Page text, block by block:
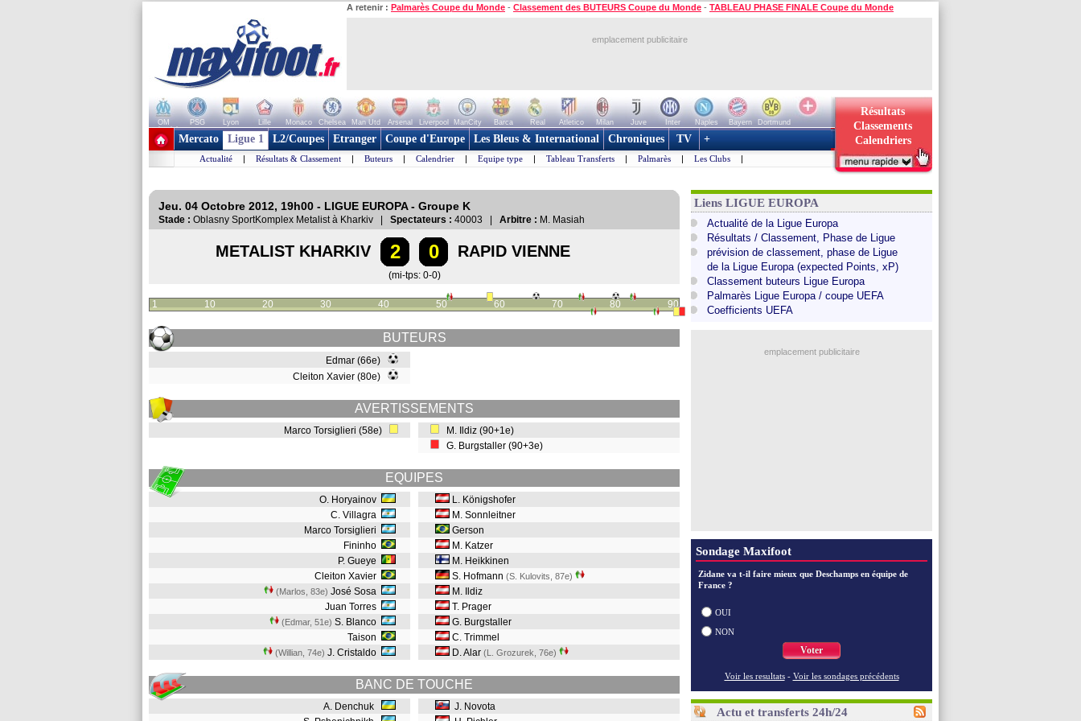
A retenir : Palmarès Coupe du Monde - Classement des BUTEURS Coupe du Monde - TABLEAU PHASE FINALE Coupe du Monde
emplacement publicitaire
OM PSG Lyon Lille Monaco Chelsea Man Utd Arsenal Liverpool ManCity Barca Real Atletico Milan Juve Inter Naples Bayern
Dortmund
+ de clubs
Résultats
Classements
Calendriers
Mercato Ligue 1 L2/Coupes Etranger Coupe d'Europe Les Bleus & International Chroniques TV +
Actualité | Résultats & Classement | Buteurs | Calendrier | Equipe type | Tableau Transferts | Palmarès | Les Clubs |
Jeu. 04 Octobre 2012, 19h00 - LIGUE EUROPA - Groupe K
Stade : Oblasny SportKomplex Metalist à Kharkiv | Spectateurs : 40003 | Arbitre : M. Masiah
METALIST KHARKIV 2 0 RAPID VIENNE
(mi-tps: 0-0)
1 10 20 30 40 50 60 70 80 90
BUTEURS
Edmar (66e)
Cleiton Xavier (80e)
AVERTISSEMENTS
Marco Torsiglieri (58e)
M. Ildiz (90+1e)
G. Burgstaller (90+3e)
EQUIPES
O. Horyainov
C. Villagra
Marco Torsiglieri
Fininho
P. Gueye
Cleiton Xavier
(Marlos, 83e) José Sosa
Juan Torres
(Edmar, 51e) S. Blanco
Taison
(Willian, 74e) J. Cristaldo
L. Königshofer
M. Sonnleitner
Gerson
M. Katzer
M. Heikkinen
S. Hofmann (S. Kulovits, 87e)
M. Ildiz
T. Prager
G. Burgstaller
C. Trimmel
D. Alar (L. Grozurek, 76e)
BANC DE TOUCHE
A. Denchuk
J. Novota
Liens LIGUE EUROPA
Actualité de la Ligue Europa
Résultats / Classement, Phase de Ligue
prévision de classement, phase de Ligue
de la Ligue Europa (expected Points, xP)
Classement buteurs Ligue Europa
Palmarès Ligue Europa / coupe UEFA
Coefficients UEFA
emplacement publicitaire
Sondage Maxifoot
Zidane va t-il faire mieux que Deschamps en équipe de
France ?
OUI
NON
Voter
Voir les resultats - Voir les sondages précédents
Actu et transferts 24h/24